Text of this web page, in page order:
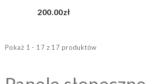
200.00zł
Pokaż 1 - 17 z 17 produktów